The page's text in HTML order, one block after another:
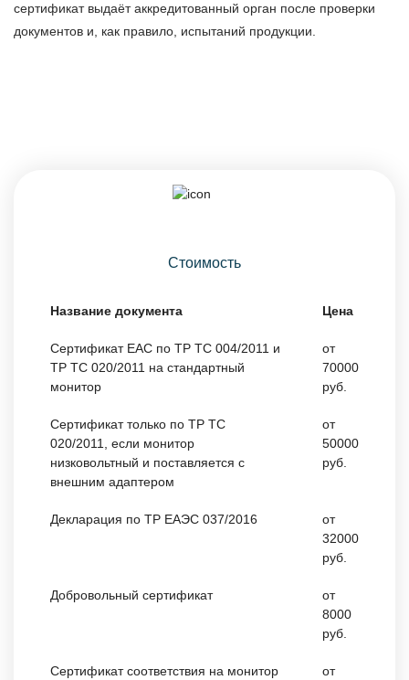
сертификат выдаёт аккредитованный орган после проверки
документов и, как правило, испытаний продукции.
Стоимость
Название документа Цена
Сертификат EAC по ТР ТС 004/2011 и
ТР ТС 020/2011 на стандартный
монитор
от
70000
руб.
Сертификат только по ТР ТС
020/2011, если монитор
низковольтный и поставляется с
внешним адаптером
от
50000
руб.
Декларация по ТР ЕАЭС 037/2016
от
32000
руб.
Добровольный сертификат
от
8000
руб.
Сертификат соответствия на монитор
от